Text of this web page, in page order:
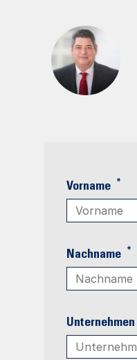
Vorname *
Nachname *
Unternehmen